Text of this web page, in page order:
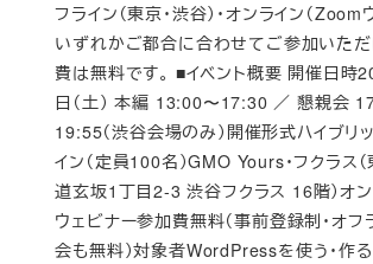
フライン（東京・渋谷）・オンライン（Zoom
いずれかご都合に合わせてご参加いただ
費は無料です。 ■イベント概要 開催日時
日（土） 本編 13:00〜17:30 ／ 懇親会
19:55（渋谷会場のみ）開催形式ハイブリ
イン（定員100名）GMO Yours・フクラス
道玄坂1丁目2-3 渋谷フクラス 16階）オ
ウェビナー参加費無料（事前登録制・オフ
会も無料）対象者WordPressを使う・作る